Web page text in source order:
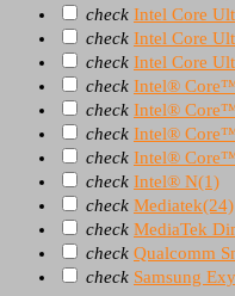
check Intel Core
check Intel Core
check Intel Core
check Intel®
check Intel®
check Intel®
check Intel®
check Intel® N(1)
check Mediatek(24)
check MediaTek
check Qualcomm
check Samsung